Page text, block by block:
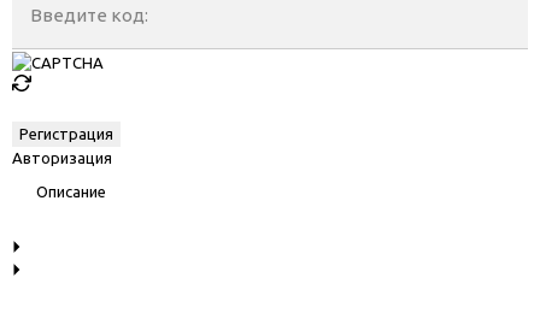
Введите код:
Авторизация
Описание